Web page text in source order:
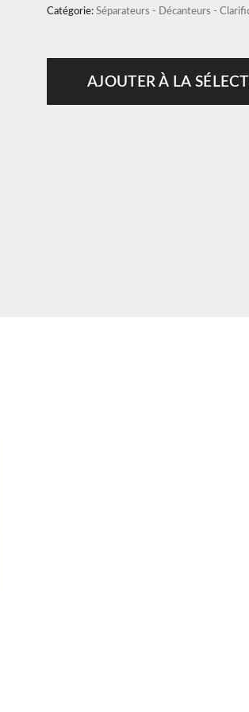
Catégorie:Séparateurs - Décanteurs -
AJOUTER À LA